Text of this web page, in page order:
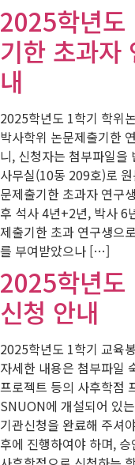
2025학년도
기한 초과자
내
2025학년도 1학기 학위
박사학위 논문제출기한
니, 신청자는 첨부파일을
사무실(10동 209호)로
문제출기한 초과자 연
후 석사 4년+2년, 박
제출기한 초과 연구생으
를 부여받았으나 […]
2025학년도
신청 안내
2025학년도 1학기 교육
자세한 내용은 첨부파일
프로젝트 등의 사후학점
SNUON에 개설되어 있
기관신청을 완료해 주셔
후에 진행하여야 하며,